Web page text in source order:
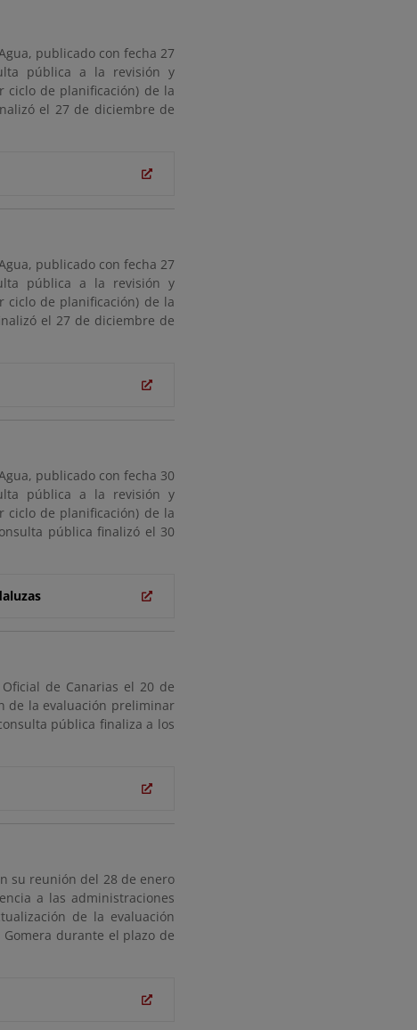
publicado con fecha 27
pública a la revisión y
ciclo de planificación) de la
el 27 de diciembre de
publicado con fecha 27
pública a la revisión y
ciclo de planificación) de la
el 27 de diciembre de
publicado con fecha 30
pública a la revisión y
ciclo de planificación) de la
pública finalizó el 30
de Canarias el 20 de
de la evaluación preliminar
pública finaliza a los
su reunión del 28 de enero
a las administraciones
de la evaluación
durante el plazo de